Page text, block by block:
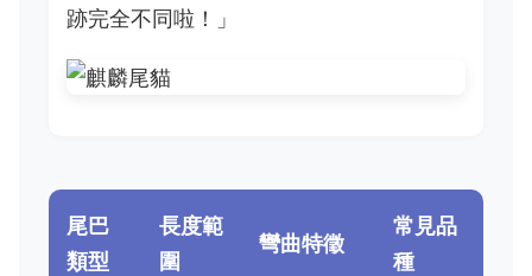
跡完全不同啦！」
尾巴
類型
長度範
圍
彎曲特徵
常見品
種